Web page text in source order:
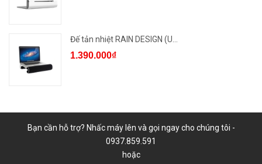
Đế tản nhiệt RAIN DESIGN (U...
1.390.000₫
Bạn cần hỗ trợ? Nhấc máy lên và gọi ngay cho chúng tôi -
0937.859.591
hoặc